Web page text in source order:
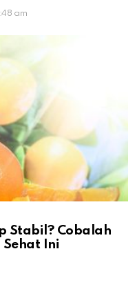
am
Stabil? Cobalah
Sehat Ini